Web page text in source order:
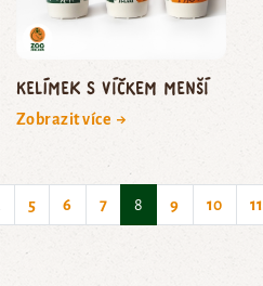
Kelímek s víčkem menší
Zobrazit více →
5 6 7 8 (current)
9 10 11